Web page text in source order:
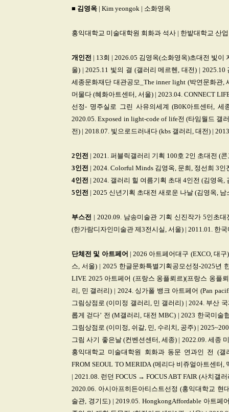
■ 김영옥 | Kim yeongok | 소화영옥
홍익대학교 미술대학원 회화과 석사 | 한밭대학교 산
개인전 | 13회 | 2026.05 김영옥(소화영옥)초대전 빛이
울) | 2025.11 빛의 결 (갤러리 메르헨, 대전) |
세종문화재단 대관공모_The inner light (박연문화관,
머물다 (혜화아트센터, 서울) | 2023.04. CONNECT
선정- 명주실로 그린 사유의세계 (B0K아트센터, 세
2020.05. Exposed in light-code of life전 (타임월드 갤
전) | 2018.07. 빛으로드러내다 (kbs 갤러리, 대전) |
2인전 | 2021. 퍼블릭갤러리 기획 100호 2인 초대전 (
3인전 | 2024. Colorful Minds 김영옥, 문희, 정선희 3인
4인전 | 2024. 갤러리 힐 여름기획 초대 4인전 (김영옥,
5인전 | 2025 신년기획 초대전 새로운 나날 (김영옥,
부스전 | 2020.09. 남송미술관 기획 신진작가 5인초
(한가람디자인미술관 제3전시실, 서울) | 2011.01. 한
단체전 및 아트페어 | 2026 아트페어대구 (EXCO, 대
스, 서울) | 2025 한글문화특별기획공모선정-2025년
LIVE 2025 아트페어 (프랑스 옹플뢰르)(프랑스 옹플
리, 민 갤러리) | 2024. 싱가폴 뱅크 아트페어 (Pan
그림상점로 (이미정 갤러리, 민 갤러리) | 2024. 부산
롭게 걷다’ 전 (M갤러리, 대전 MBC) | 2023 한국미
그림상점로 (이미정, 쉬갈, 민, 수리치, 공주) |
그림 사기 좋은날 (컨벤션센터, 세종) | 2022.09. 세종
홍익대학교 미술대학원 회화과 동문 연과인 전 (갤
FROM SEOUL TO MERIDA (메리다 비쥬얼아트센터
| 2021.08. 런던 FOCUS → FOCUS ABT FAIR (사치갤
2020.06. 아시아프히든아티스트선정 (홍익대학교 현
술관, 경기도) | 2019.05. HongkongAffordable 아트